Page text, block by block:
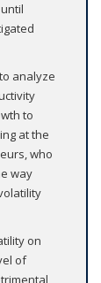
analyze
to
at the
who
way
on
of